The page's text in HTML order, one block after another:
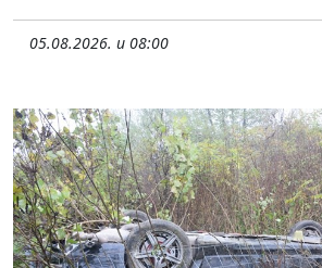
05.08.2026. u 08:00